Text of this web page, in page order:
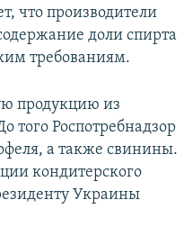
что производители
доли спирта
требованиям.
продукцию из
Роспотребнадзор
а также свинины.
кондитерского
Украины